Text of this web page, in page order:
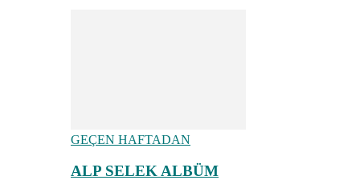
GEÇEN HAFTADAN
ALP SELEK ALBÜM